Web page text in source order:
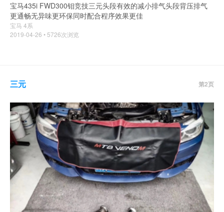
宝马435i FWD300钼竞技三元头段有效的减小排气头段背压排气
更通畅无异味更环保同时配合程序效果更佳
宝马 4系
2019-04-26 • 5726次浏览
三元 第2页